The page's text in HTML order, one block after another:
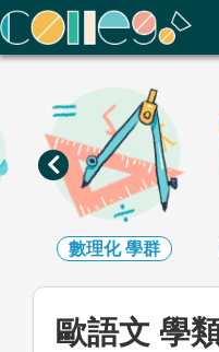
ColleGo! 大學選才與高中育
數理化學群
歐語文 學